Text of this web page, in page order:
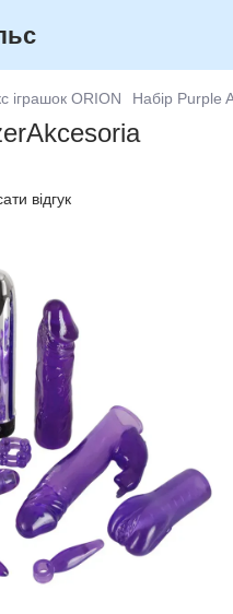
іграшок ORION Набір Purple
відгук